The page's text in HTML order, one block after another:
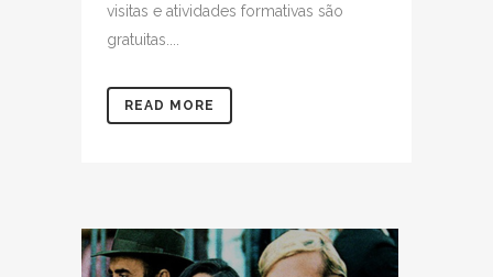
visitas e atividades formativas são
gratuitas....
READ MORE